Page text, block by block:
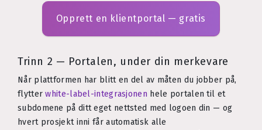
Opprett en klientportal — gratis
Trinn 2 — Portalen, under din merkevare
Når plattformen har blitt en del av måten du jobber på,
flytterwhite-label-integrasjonen hele portalen til et
subdomene på ditt eget nettsted med logoen din — og
hvert prosjekt inni får automatisk alle